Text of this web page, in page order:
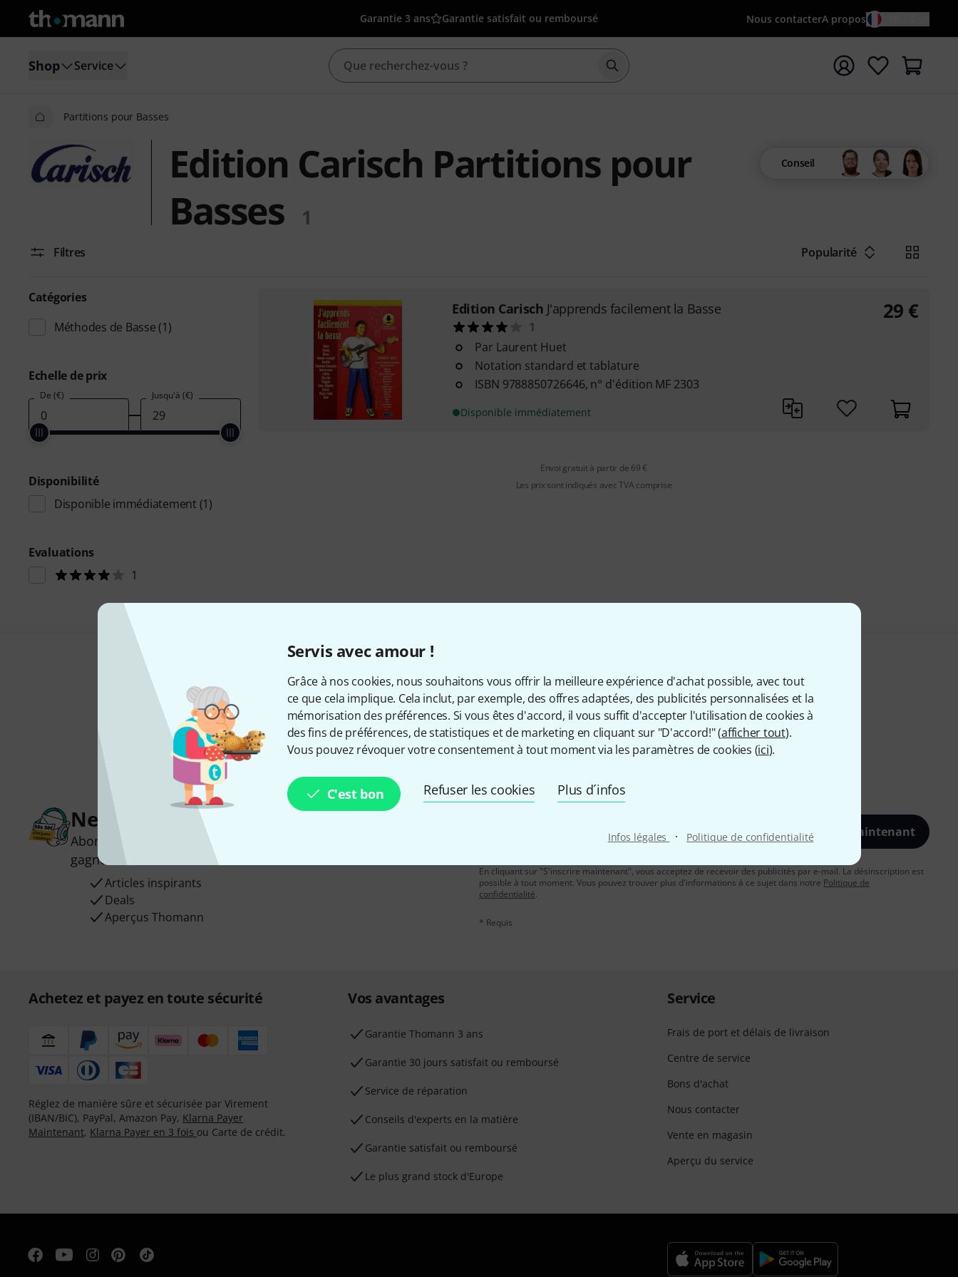
Servis avec amour !
Grâce à nos cookies, nous souhaitons vous offrir la meilleure expérience d'achat possible, avec tout
ce que cela implique. Cela inclut, par exemple, des offres adaptées, des publicités personnalisées et la
mémorisation des préférences. Si vous êtes d'accord, il vous suffit d'accepter l'utilisation de cookies à
des fins de préférences, de statistiques et de marketing en cliquant sur "D'accord!" (afficher tout).
Vous pouvez révoquer votre consentement à tout moment via les paramètres de cookies (ici).
C'est bon Refuser les cookies Plus d´infos
Infos légales · Politique de confidentialité
Garantie 3 ans Garantie satisfait ou remboursé Nous contacterA propos
Shop Service Démarrer la recherche avec le terme de recherche
Partitions pour Basses
Edition Carisch Partitions pour
Basses
1
Conseil
Filtres Popularité
Catégories
Méthodes de Basse (1)
Echelle de prix
De (€) Jusqu'à (€)
Disponibilité
Disponible immédiatement (1)
Evaluations
1
Edition Carisch J'apprends facilement la Basse
1
Par Laurent Huet
Notation standard et tablature
ISBN 9788850726646, n° d'édition MF 2303
Disponible immédiatement
29 €
Envoi gratuit à partir de 69 €
Les prix sont indiqués avec TVA comprise
Partager Aide et commentaires
Newsletters Thomann
Abonnez-vous à la newsletter Thomann et, avec un peu de chance,
gagnez l'un des 50 bons d'achat d'une valeur de 50 € chacun!
Articles inspirants
Deals
Aperçus Thomann
S'inscrire maintenant
En cliquant sur "S'inscrire maintenant", vous acceptez de recevoir des publicités par e-mail. La désinscription est
possible à tout moment. Vous pouvez trouver plus d'informations à ce sujet dans notre Politique de
confidentialité.
* Requis
Achetez et payez en toute sécurité
Réglez de manière sûre et sécurisée par Virement
(IBAN/BIC), PayPal, Amazon Pay, Klarna Payer
Maintenant, Klarna Payer en 3 fois ou Carte de crédit.
Vos avantages
Ga­ran­tie Thomann 3 ans
Garantie 30 jours satisfait ou remboursé
Service de réparation
Conseils d'experts en la matière
Garantie satisfait ou remboursé
Le plus grand stock d'Europe
Service
Frais de port et délais de livraison
Centre de service
Bons d'achat
Nous contacter
Vente en magasin
Aperçu du service